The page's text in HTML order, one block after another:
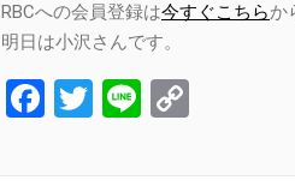
RBCへの会員登録は今すぐこちらか
明日は小沢さんです。
Facebook
Twitter
Line